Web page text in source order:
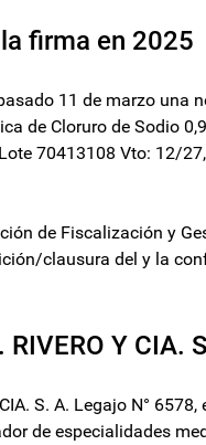
firma en 2025
11 de marzo una
de Cloruro de Sodio
70413108 Vto: 12/
de Fiscalización y
clausura del y la
Y CIA.
S. A. Legajo N°
de especialidades